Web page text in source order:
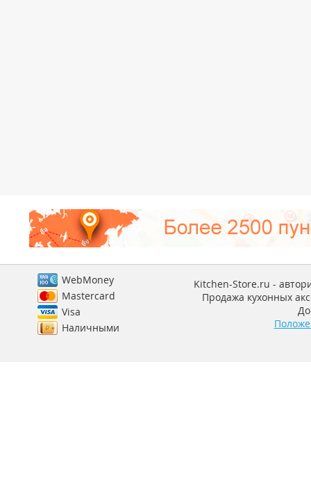
WebMoney
Mastercard
Visa
Наличными
Kitchen-Store.ru -
Продажа кухонных